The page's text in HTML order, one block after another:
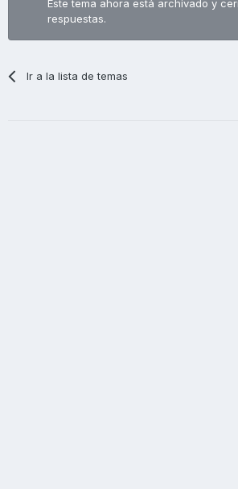
Este tema ahora está archivado y
respuestas.
Ir a la lista de temas